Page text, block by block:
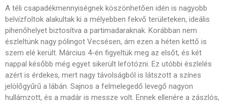
A téli csapadékmennyiségnek köszönhetően idén is nagyobb
belvízfoltok alakultak ki a mélyebben fekvő területeken, ideális
pihenőhelyet biztosítva a partimadaraknak. Korábban nem
észleltünk nagy pólingot Vecsésen, ám ezen a héten kettő is
szem elé került. Március 4-én figyeltük meg az elsőt, és két
nappal később még egyet sikerült lefotózni. Ez utóbbi észlelés
azért is érdekes, mert nagy távolságból is látszott a színes
jelölőgyűrű a lábán. Sajnos a felmelegedő levegő nagyon
hullámzott, és a madár is messze volt. Ennek ellenére a zászlós,